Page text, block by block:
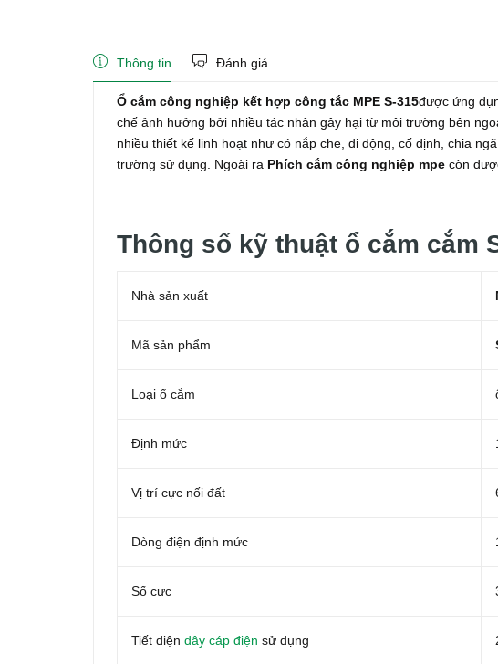
Thông tin Đánh giá
Ổ cắm công nghiệp kết hợp công tắc MPE S-315được ứng
chế ảnh hưởng bởi nhiều tác nhân gây hại từ môi trường bên
nhiều thiết kế linh hoạt như có nắp che, di động, cố định, chia
trường sử dụng. Ngoài ra Phích cắm công nghiệp mpe còn
Thông số kỹ thuật ổ cắm cắm
Nhà sản xuất
Mã sản phẩm
Loại ổ cắm
Định mức
Vị trí cực nối đất
Dòng điện định mức
Số cực
Tiết diện dây cáp điện sử dụng